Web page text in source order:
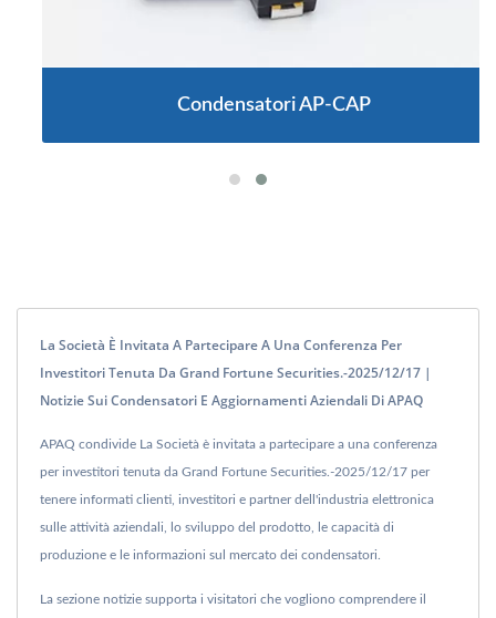
Condensatori AP-CAP
La Società È Invitata A Partecipare A Una Conferenza Per
Investitori Tenuta Da Grand Fortune Securities.-2025/12/17 |
Notizie Sui Condensatori E Aggiornamenti Aziendali Di APAQ
APAQ condivide La Società è invitata a partecipare a una conferenza
per investitori tenuta da Grand Fortune Securities.-2025/12/17 per
tenere informati clienti, investitori e partner dell'industria elettronica
sulle attività aziendali, lo sviluppo del prodotto, le capacità di
produzione e le informazioni sul mercato dei condensatori.
La sezione notizie supporta i visitatori che vogliono comprendere il